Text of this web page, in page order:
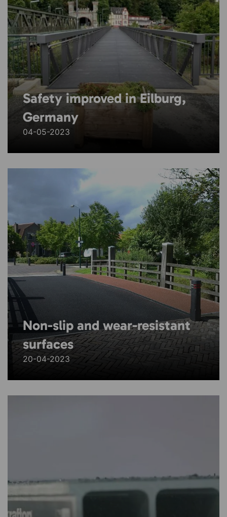
Safety improved in Eilburg,
Germany
04-05-2023
Non-slip and wear-resistant
surfaces
20-04-2023